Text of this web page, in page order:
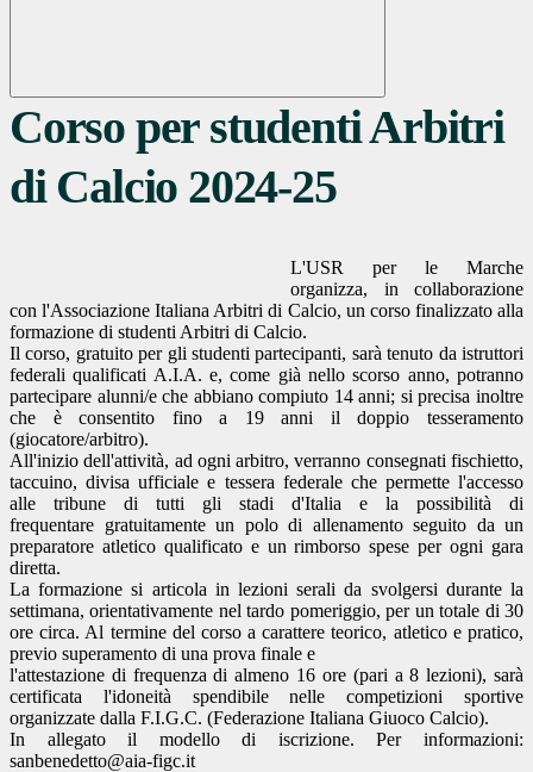
Corso per studenti Arbitri
di Calcio 2024-25
L'USR per le Marche
organizza, in collaborazione
con l'Associazione Italiana Arbitri di Calcio, un corso finalizzato alla
formazione di studenti Arbitri di Calcio.
Il corso, gratuito per gli studenti partecipanti, sarà tenuto da istruttori
federali qualificati A.I.A. e, come già nello scorso anno, potranno
partecipare alunni/e che abbiano compiuto 14 anni; si precisa inoltre
che è consentito fino a 19 anni il doppio tesseramento
(giocatore/arbitro).
All'inizio dell'attività, ad ogni arbitro, verranno consegnati fischietto,
taccuino, divisa ufficiale e tessera federale che permette l'accesso
alle tribune di tutti gli stadi d'Italia e la possibilità di
frequentare gratuitamente un polo di allenamento seguito da un
preparatore atletico qualificato e un rimborso spese per ogni gara
diretta.
La formazione si articola in lezioni serali da svolgersi durante la
settimana, orientativamente nel tardo pomeriggio, per un totale di 30
ore circa. Al termine del corso a carattere teorico, atletico e pratico,
previo superamento di una prova finale e
l'attestazione di frequenza di almeno 16 ore (pari a 8 lezioni), sarà
certificata l'idoneità spendibile nelle competizioni sportive
organizzate dalla F.I.G.C. (Federazione Italiana Giuoco Calcio).
In allegato il modello di iscrizione. Per informazioni:
sanbenedetto@aia-figc.it